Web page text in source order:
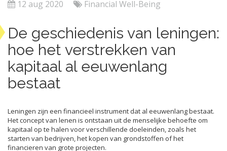
12 aug 2020 Financial Well-Being
De geschiedenis van leningen:
hoe het verstrekken van
kapitaal al eeuwenlang
bestaat
Leningen zijn een financieel instrument dat al eeuwenlang bestaat.
Het concept van lenen is ontstaan uit de menselijke behoefte om
kapitaal op te halen voor verschillende doeleinden, zoals het
starten van bedrijven, het kopen van grondstoffen of het
financieren van grote projecten.